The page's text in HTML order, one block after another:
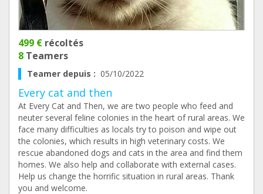
499 € récoltés
8 Teamers
Teamer depuis : 05/10/2022
Every cat and then
At Every Cat and Then, we are two people who feed and
neuter several feline colonies in the heart of rural areas. We
face many difficulties as locals try to poison and wipe out
the colonies, which results in high veterinary costs. We
rescue abandoned dogs and cats in the area and find them
homes. We also help and collaborate with external cases.
Help us change the horrific situation in rural areas. Thank
you and welcome.